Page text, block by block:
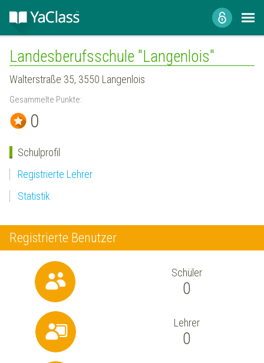
Landesberufsschule "Langenlois"
Walterstraße 35, 3550 Langenlois
Gesammelte Punkte:
0
Schulprofil
Registrierte Lehrer
Statistik
Registrierte Benutzer
Schüler
0
Lehrer
0